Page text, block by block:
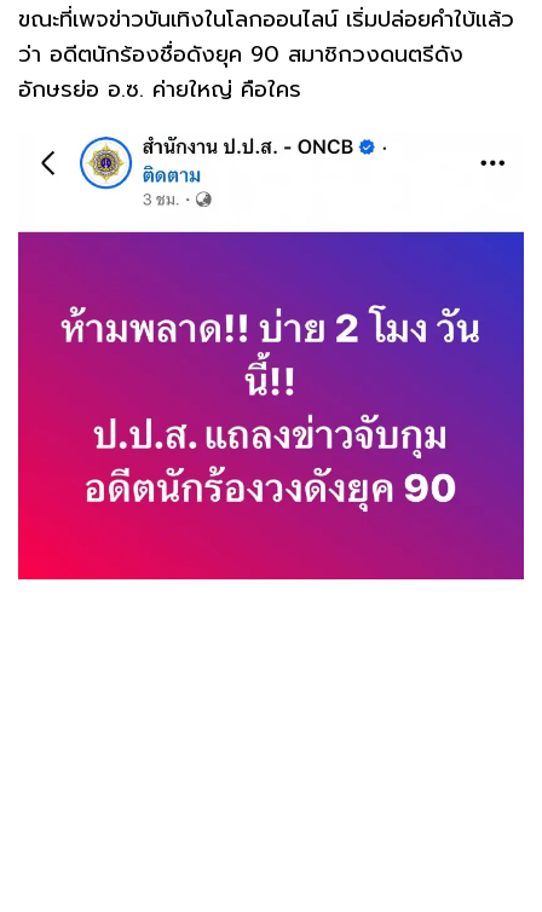
ขณะที่เพจข่าวบันเทิงในโลกออนไลน์ เริ่มปล่อยคำใบ้แล้ว
ว่า อดีตนักร้องชื่อดังยุค 90 สมาชิกวงดนตรีดัง
อักษรย่อ อ.ซ. ค่ายใหญ่ คือใคร